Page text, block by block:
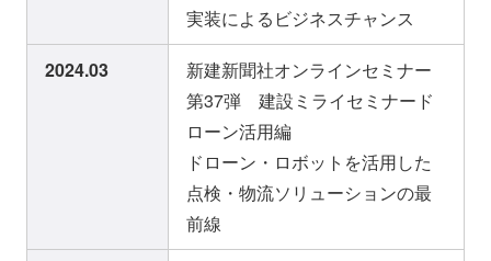
実装によるビジネスチャンス
2024.03
新建新聞社オンラインセミナー
第37弾 建設ミライセミナード
ローン活用編
ドローン・ロボットを活用した
点検・物流ソリューションの最
前線